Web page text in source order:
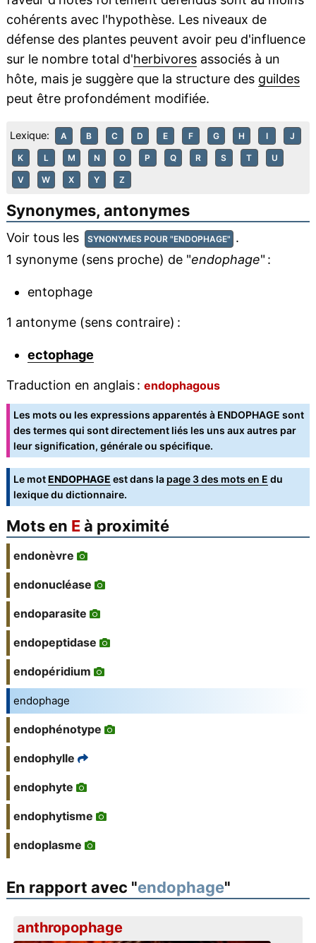
cohérents avec l'hypothèse. Les niveaux de
défense des plantes peuvent avoir peu d'influence
sur le nombre total d'herbivoresassociés à un
hôte, mais je suggère que la structure des guildes
peut être profondément modifiée.
Lexique: A B C D E F G H I J
K L M N O P Q R S T U
V W X Y Z
Synonymes, antonymes
Voir tous les SYNONYMES POUR "ENDOPHAGE" .
1 synonyme (sens proche) de "endophage" :
entophage
1 antonyme (sens contraire) :
ectophage
Traduction en anglais : endophagous
Les mots ou les expressions apparentés à ENDOPHAGE sont
des termes qui sont directement liés les uns aux autres par
leur signification, générale ou spécifique.
Le motENDOPHAGE est dans la page 3 des mots en E du
lexique du dictionnaire.
Mots en Eà proximité
endonèvre
endonucléase
endoparasite
endopeptidase
endopéridium
endophage
endophénotype
endophylle
endophyte
endophytisme
endoplasme
En rapport avec "endophage"
anthropophage